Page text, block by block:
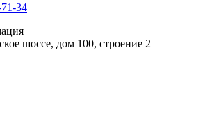
34
шоссе, дом 100, строение 2